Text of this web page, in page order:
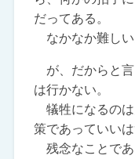
だってある。
なかなか難しい
が、だからと言
は行かない。
犠牲になるのは
策であっていいは
残念なことであ